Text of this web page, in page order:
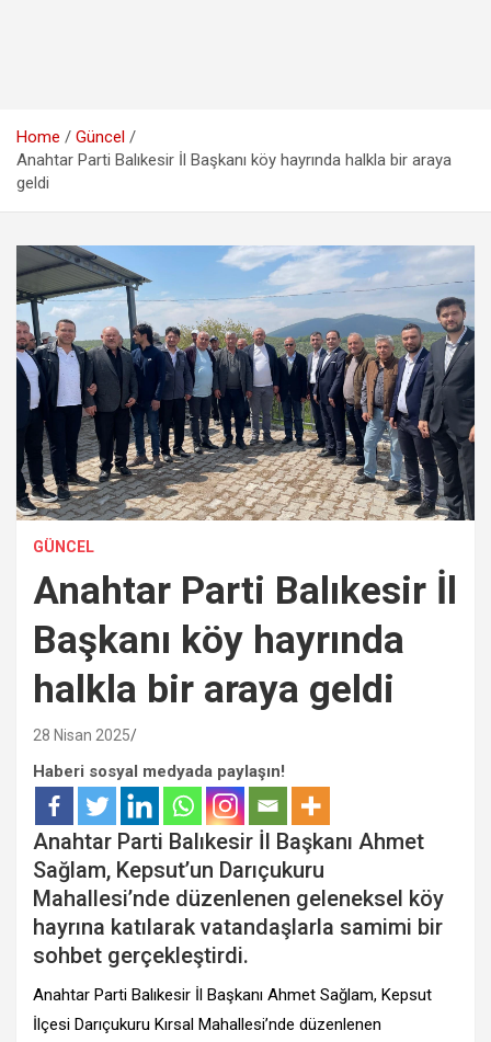
Home
Güncel
Anahtar Parti Balıkesir İl Başkanı köy hayrında halkla bir araya
geldi
GÜNCEL
Anahtar Parti Balıkesir İl
Başkanı köy hayrında
halkla bir araya geldi
28 Nisan 2025
Haberi sosyal medyada paylaşın!
Anahtar Parti Balıkesir İl Başkanı Ahmet
Sağlam, Kepsut’un Darıçukuru
Mahallesi’nde düzenlenen geleneksel köy
hayrına katılarak vatandaşlarla samimi bir
sohbet gerçekleştirdi.
Anahtar Parti Balıkesir İl Başkanı Ahmet Sağlam, Kepsut
İlçesi Darıçukuru Kırsal Mahallesi’nde düzenlenen